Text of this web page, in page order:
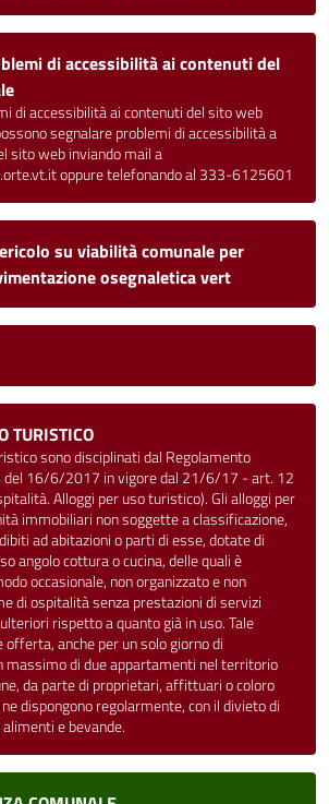
di accessibilità ai contenuti del
di accessibilità ai contenuti del sito web
segnalare problemi di accessibilità a
sito web inviando mail a
oppure telefonando al 333-6125601
su viabilità comunale per
osegnaletica vert
TURISTICO
sono disciplinati dal Regolamento
del 16/6/2017 in vigore dal 21/6/17 - art. 12
Alloggi per uso turistico). Gli alloggi per
immobiliari non soggette a classificazione,
ad abitazioni o parti di esse, dotate di
angolo cottura o cucina, delle quali è
occasionale, non organizzato e non
di ospitalità senza prestazioni di servizi
rispetto a quanto già in uso. Tale
anche per un solo giorno di
massimo di due appartamenti nel territorio
da parte di proprietari, affittuari o coloro
dispongono regolarmente, con il divieto di
e bevande.